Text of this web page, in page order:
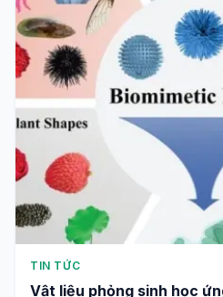
TIN TỨC
Vật liệu phỏng sinh học